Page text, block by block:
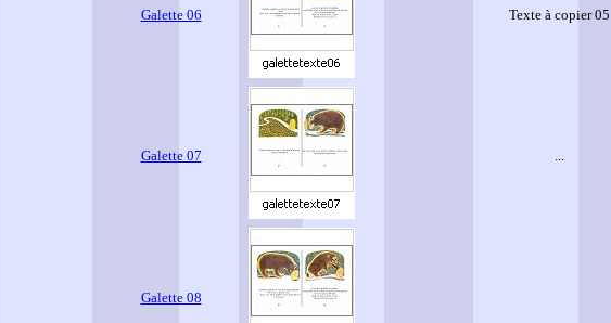
Galette 06 Texte à copier 05
Galette 07
Galette 08